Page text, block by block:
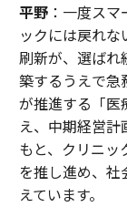
平野：一度スマ
ックには戻れ
刷新が、選ばれ
築するうえで急
が推進する「医
え、中期経営計
もと、クリニッ
を推し進め、社
えています。